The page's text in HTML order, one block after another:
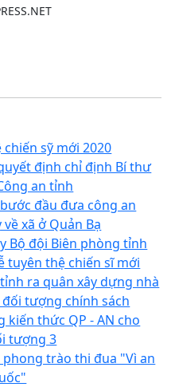
chiến sỹ mới 2020
định chỉ định Bí thư
an tỉnh
đầu đưa công an
xã ở Quản Bạ
Bộ đội Biên phòng tỉnh
tuyên thệ chiến sĩ mới
tỉnh ra quân xây dựng nhà
đối tượng chính sách
kiến thức QP - AN cho
tượng 3
phong trào thi đua "Vì an